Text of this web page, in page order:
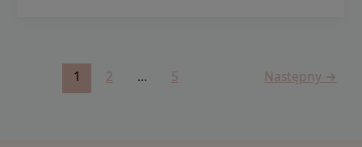
1 2 … 5 Następny →